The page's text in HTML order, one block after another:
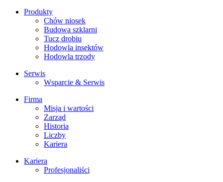
Produkty
Chów niosek
Budowa szklarni
Tucz drobiu
Hodowla insektów
Hodowla trzody
Serwis
Wsparcie & Serwis
Firma
Misja i wartości
Zarząd
Historia
Liczby
Kariera
Kariera
Profesjonaliści